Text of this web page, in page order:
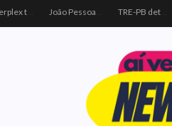
Centerplex traz o combo mais aguardado dos oceanos para estreia de Moana TRE-PB determina remoção de vídeo de Cícero por uso indevido de programa público